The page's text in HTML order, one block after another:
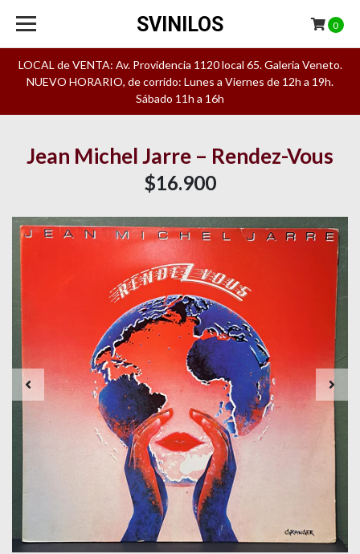
LOCAL de VENTA: Av. Providencia 1120 local 65. Galeria Veneto.
NUEVO HORARIO, de corrido: Lunes a Viernes de 12h a 19h.
Sábado 11h a 16h
SVINILOS 0
Jean Michel Jarre – Rendez-Vous
$16.900